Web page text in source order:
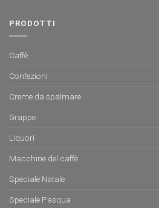
PRODOTTI
Caffè
Confezioni
Creme da spalmare
Grappe
Liquori
Macchine del caffè
Speciale Natale
Speciale Pasqua